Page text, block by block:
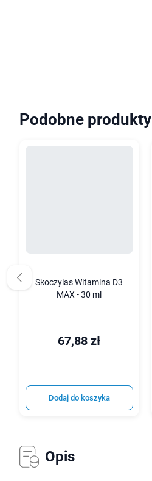
Podobne produkty
Skoczylas Witamina D3
MAX - 30 ml
67,88 zł
Dodaj do koszyka
Opis